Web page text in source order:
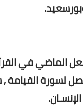
الماضي في
لسورة القيامة